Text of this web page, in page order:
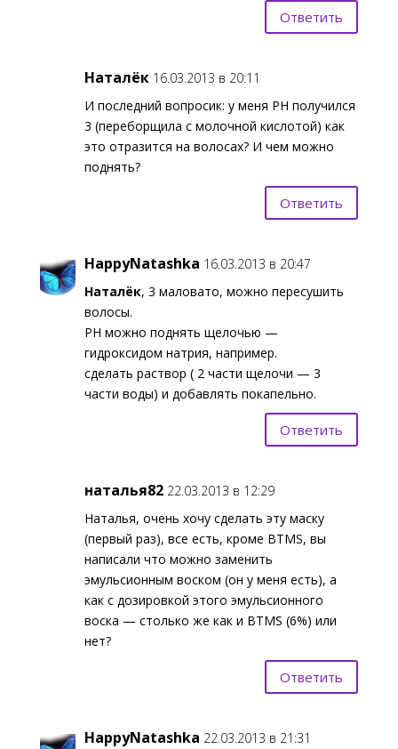
Ответить
Наталёк 16.03.2013 в 20:11
И последний вопросик: у меня PH получился
3 (переборщила с молочной кислотой) как
это отразится на волосах? И чем можно
поднять?
Ответить
HappyNatashka 16.03.2013 в 20:47
Наталёк, 3 маловато, можно пересушить
волосы.
PH можно поднять щелочью —
гидроксидом натрия, например.
сделать раствор ( 2 части щелочи — 3
части воды) и добавлять покапельно.
Ответить
наталья82 22.03.2013 в 12:29
Наталья, очень хочу сделать эту маску
(первый раз), все есть, кроме BTMS, вы
написали что можно заменить
эмульсионным воском (он у меня есть), а
как с дозировкой этого эмульсионного
воска — столько же как и BTMS (6%) или
нет?
Ответить
HappyNatashka 22.03.2013 в 21:31